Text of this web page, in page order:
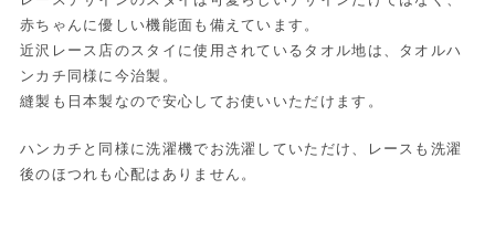
赤ちゃんに優しい機能面も備えています。
近沢レース店のスタイに使用されているタオル地は、タオルハ
ンカチ同様に今治製。
縫製も日本製なので安心してお使いいただけます。
ハンカチと同様に洗濯機でお洗濯していただけ、レースも洗濯
後のほつれも心配はありません。